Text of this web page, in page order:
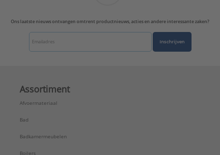
Ons laatste nieuws ontvangen omtrent productnieuws, acties en andere interessante zaken?
Inschrijven
Assortiment
Afvoermateriaal
Bad
Badkamermeubelen
Boilers